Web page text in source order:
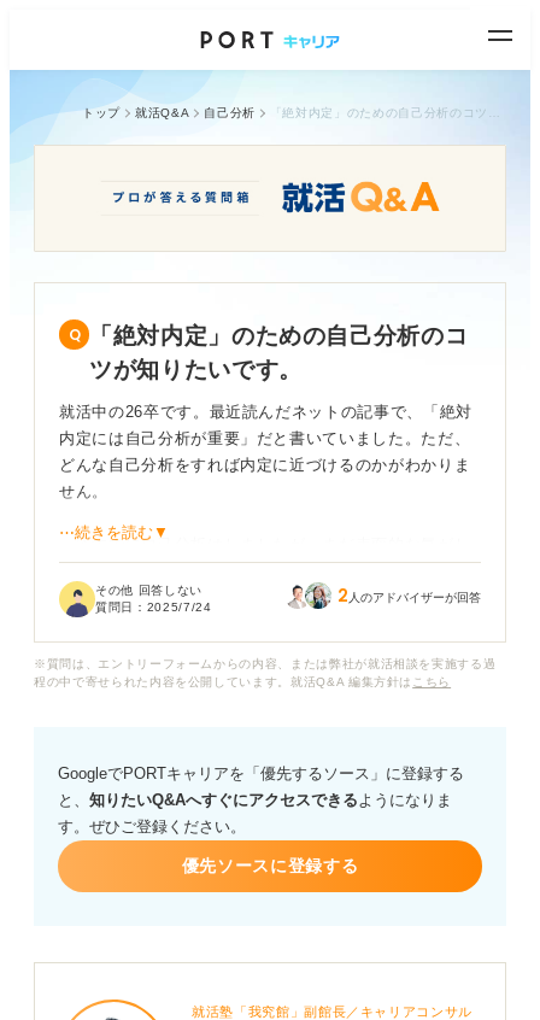
トップ 就活Q&A 自己分析
「絶対内定」のための自己分析のコ
ツが知りたいです。
就活中の26卒です。最近読んだネットの記事で、「絶対
内定には自己分析が重要」だと書いていました。ただ、
どんな自己分析をすれば内定に近づけるのかがわかりま
せん。
一応すでに自己分析はしましたが、まだ表面的な気がし
で分析すれば良いのでしょうか？
アピールにつなげられるのかについても、教えていただ
⋯続きを読む▼
その他 回答しない
質問日： 2025/7/24 2 人のアドバイザーが回答
※質問は、エントリーフォームからの内容、または弊社が就活相談を実施する過
程の中で寄せられた内容を公開しています。就活Q&A 編集方針は こちら
GoogleでPORTキャリアを「優先するソース」に登録する
と、 知りたいQ&Aへすぐにアクセスできるようになりま
す。ぜひご登録ください。
優先ソースに登録する
就活塾「我究館」副館長／キャリアコンサル